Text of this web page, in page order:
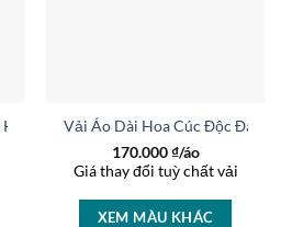
2026 AD 36725
Vải Áo Dài Hoa Cúc Độc Đáo
170.000₫/áo
Giá thay đổi tuỳ chất vải
XEM MÀU KHÁC